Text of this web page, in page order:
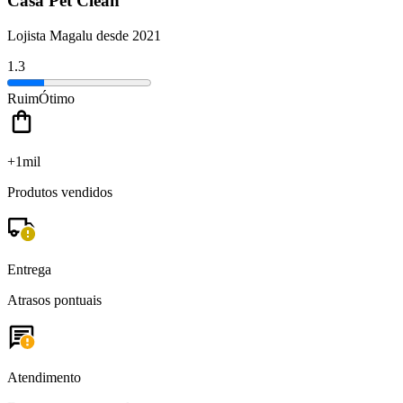
Lojista Magalu desde 2021
1.3
RuimÓtimo
+1mil
Produtos vendidos
Entrega
Atrasos pontuais
Atendimento